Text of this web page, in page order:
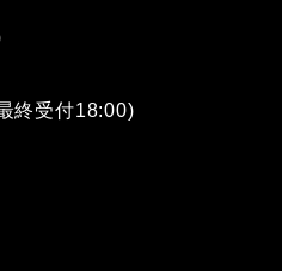
終受付18:00)